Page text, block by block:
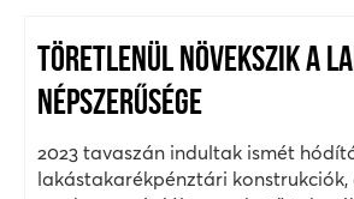
TÖRETLENÜL NÖVEKSZIK A
NÉPSZERŰSÉGE
2023 tavaszán indultak ismét
lakástakarékpénztári konstrukciók,